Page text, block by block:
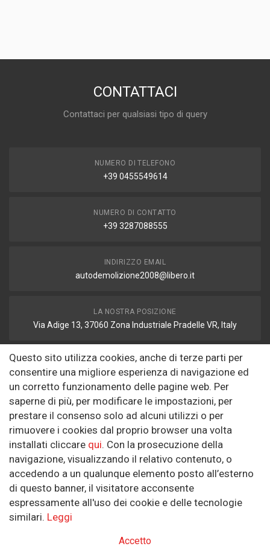
CONTATTACI
Contattaci per qualsiasi tipo di query
NUMERO DI TELEFONO
+39 0455549614
NUMERO DI CONTATTO
+39 3287088555
INDIRIZZO EMAIL
autodemolizione2008@libero.it
LA NOSTRA POSIZIONE
Via Adige 13, 37060 Zona Industriale Pradelle VR, Italy
FAX
autodemolizione2008@libero.it
Informazioni
Riguardo a noi
Politica sulla Riservatezza
SEGUICI SUI SOCIAL
Questo sito utilizza cookies, anche di terze parti per
consentire una migliore esperienza di navigazione ed
un corretto funzionamento delle pagine web. Per
saperne di più, per modificare le impostazioni, per
prestare il consenso solo ad alcuni utilizzi o per
rimuovere i cookies dal proprio browser una volta
installati cliccare qui. Con la prosecuzione della
navigazione, visualizzando il relativo contenuto, o
accedendo a un qualunque elemento posto all’esterno
di questo banner, il visitatore acconsente
espressamente all'uso dei cookie e delle tecnologie
similari. Leggi
Accetto